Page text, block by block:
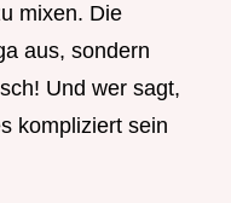
mixen. Die
aus, sondern
Und wer sagt,
kompliziert sein